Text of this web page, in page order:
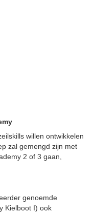
willen ontwikkelen
zal gemengd zijn met
2 of 3 gaan,
genoemde
Kielboot I) ook